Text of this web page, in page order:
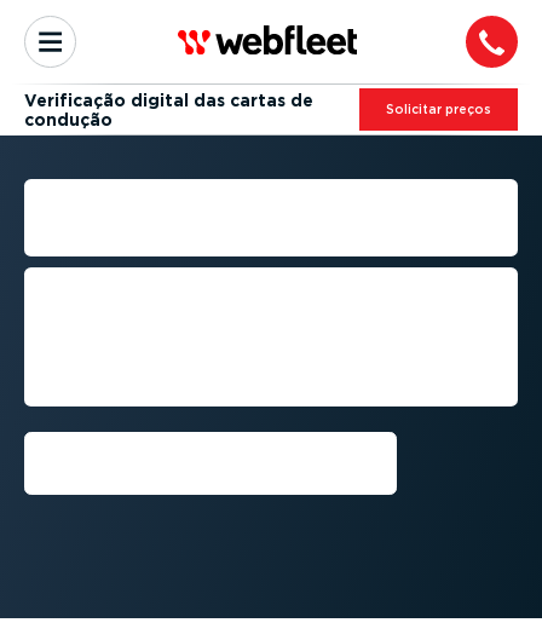
Verificação digital das cartas de
condução
Solicitar preços
VERIFICAÇÃO DE CARTAS
Mantenha-se em confor­midade com as